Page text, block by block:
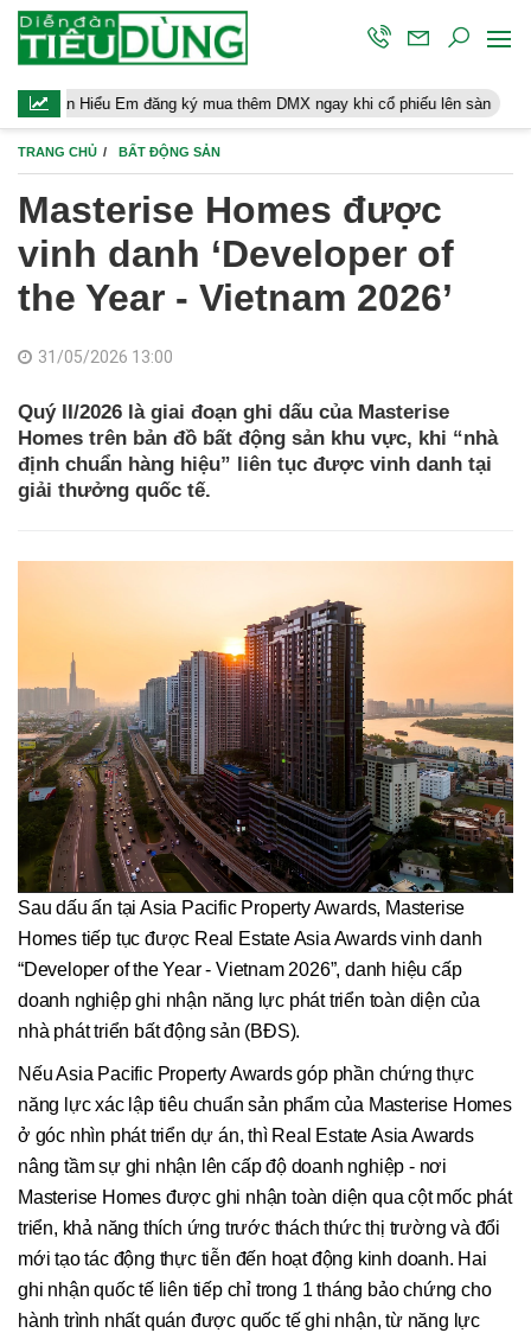
Em đăng ký mua thêm DMX ngay khi cổ phiếu lên sàn Người
TRANG CHỦ BẤT ĐỘNG SẢN
Masterise Homes được
vinh danh ‘Developer of
the Year - Vietnam 2026’
31/05/2026 13:00
Quý II/2026 là giai đoạn ghi dấu của Masterise
Homes trên bản đồ bất động sản khu vực, khi “nhà
định chuẩn hàng hiệu” liên tục được vinh danh tại
giải thưởng quốc tế.
Sau dấu ấn tại Asia Pacific Property Awards, Masterise
Homes tiếp tục được Real Estate Asia Awards vinh danh
“Developer of the Year - Vietnam 2026”, danh hiệu cấp
doanh nghiệp ghi nhận năng lực phát triển toàn diện của
nhà phát triển bất động sản (BĐS).
Nếu Asia Pacific Property Awards góp phần chứng thực
năng lực xác lập tiêu chuẩn sản phẩm của Masterise Homes
ở góc nhìn phát triển dự án, thì Real Estate Asia Awards
nâng tầm sự ghi nhận lên cấp độ doanh nghiệp - nơi
Masterise Homes được ghi nhận toàn diện qua cột mốc phát
triển, khả năng thích ứng trước thách thức thị trường và đổi
mới tạo tác động thực tiễn đến hoạt động kinh doanh. Hai
ghi nhận quốc tế liên tiếp chỉ trong 1 tháng bảo chứng cho
hành trình nhất quán được quốc tế ghi nhận, từ năng lực